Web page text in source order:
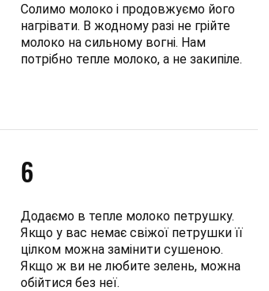
Солимо молоко і продовжуємо його
нагрівати. В жодному разі не грійте
молоко на сильному вогні. Нам
потрібно тепле молоко, а не закипіле.
6
Додаємо в тепле молоко петрушку.
Якщо у вас немає свіжої петрушки її
цілком можна замінити сушеною.
Якщо ж ви не любите зелень, можна
обійтися без неї.